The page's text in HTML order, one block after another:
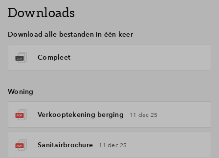
Downloads
Download alle bestanden in één keer
Compleet
Woning
Verkooptekening berging 11 dec 25
Sanitairbrochure 11 dec 25